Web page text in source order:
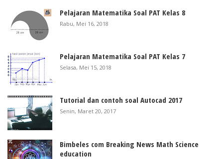
Pelajaran Matematika Soal PAT Kelas 8
Rabu, Mei 16, 2018
Pelajaran Matematika Soal PAT Kelas 7
Selasa, Mei 15, 2018
Tutorial dan contoh soal Autocad 2017
Senin, Maret 20, 2017
Bimbeles com Breaking News Math Science
education